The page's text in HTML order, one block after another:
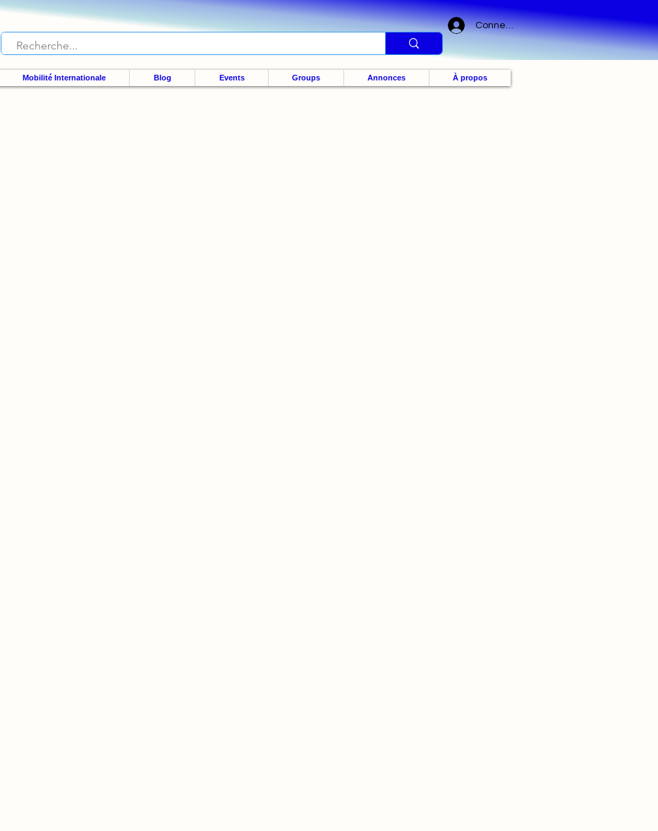
Connexion
Mobilité Internationale Blog Events Groups Annonces À propos